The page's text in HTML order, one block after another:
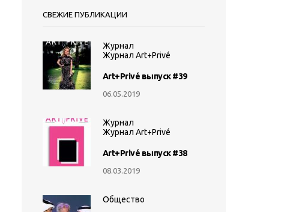
СВЕЖИЕ ПУБЛИКАЦИИ
Журнал
Журнал Art+Privé
Art+Privé выпуск #39
06.05.2019
Журнал
Журнал Art+Privé
Art+Privé выпуск #38
08.03.2019
Общество